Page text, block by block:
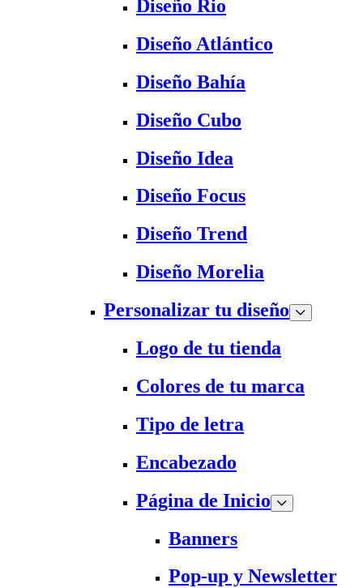
Diseño Rio
Diseño Atlántico
Diseño Bahía
Diseño Cubo
Diseño Idea
Diseño Focus
Diseño Trend
Diseño Morelia
Personalizar tu diseño
Logo de tu tienda
Colores de tu marca
Tipo de letra
Encabezado
Página de Inicio
Banners
Pop-up y Newsletter